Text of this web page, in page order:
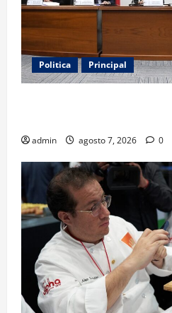
Politica Principal
admin agosto 7, 2026 0